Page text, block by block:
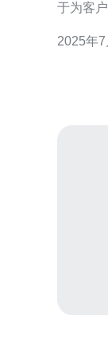
于为客
新加坡
2025年7